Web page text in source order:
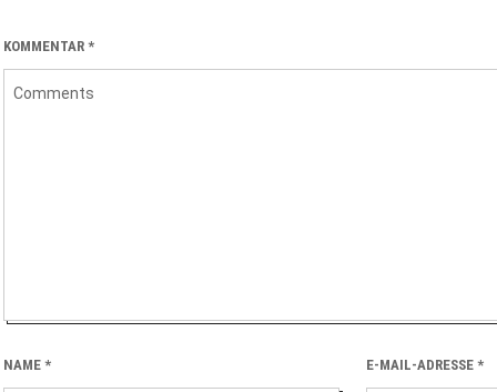
KOMMENTAR *
NAME * E-MAIL-ADRESSE *